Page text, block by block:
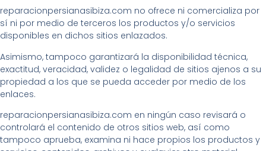
reparacionpersianasibiza.com no ofrece ni comercializa por
sí ni por medio de terceros los productos y/o servicios
disponibles en dichos sitios enlazados.
Asimismo, tampoco garantizará la disponibilidad técnica,
exactitud, veracidad, validez o legalidad de sitios ajenos a su
propiedad a los que se pueda acceder por medio de los
enlaces.
reparacionpersianasibiza.com en ningún caso revisará o
controlará el contenido de otros sitios web, así como
tampoco aprueba, examina ni hace propios los productos y